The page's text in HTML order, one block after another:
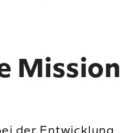
Mission